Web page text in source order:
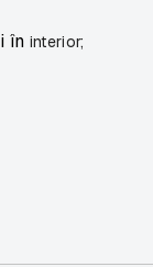
în interior;